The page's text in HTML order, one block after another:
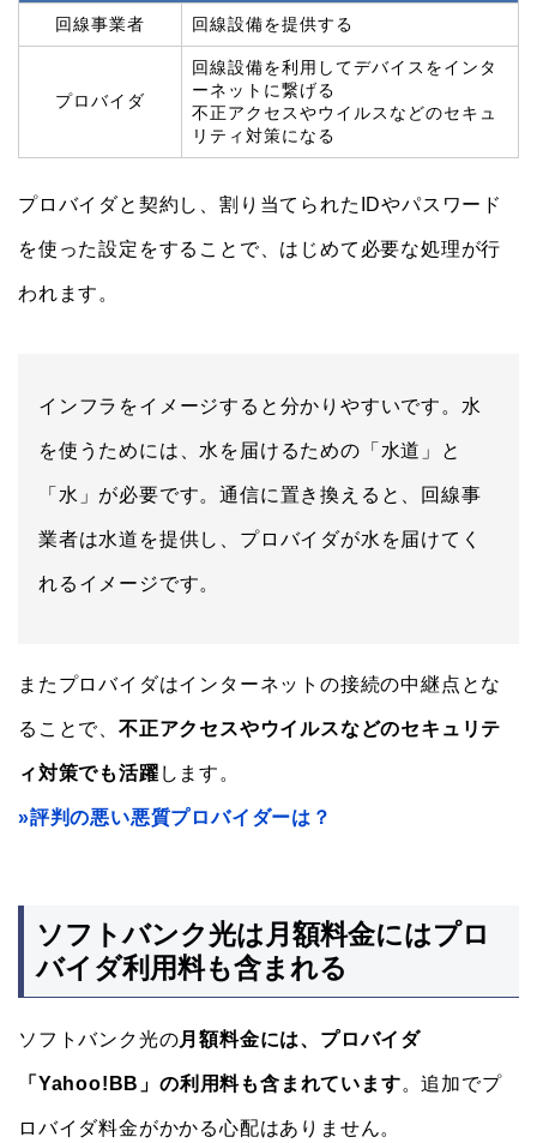
回線事業者 回線設備を提供する
プロバイダ
回線設備を利用してデバイスをインタ
ーネットに繋げる
不正アクセスやウイルスなどのセキュ
リティ対策になる
プロバイダと契約し、割り当てられたIDやパスワード
を使った設定をすることで、はじめて必要な処理が行
われます。
インフラをイメージすると分かりやすいです。水
を使うためには、水を届けるための「水道」と
「水」が必要です。通信に置き換えると、回線事
業者は水道を提供し、プロバイダが水を届けてく
れるイメージです。
またプロバイダはインターネットの接続の中継点とな
ることで、 不正アクセスやウイルスなどのセキュリテ
ィ対策でも活躍 します。
»評判の悪い悪質プロバイダーは？
ソフトバンク光は月額料金にはプロ
バイダ利用料も含まれる
ソフトバンク光の月額料金には、プロバイダ
「Yahoo!BB」の利用料も含まれています。追加でプ
ロバイダ料金がかかる心配はありません。